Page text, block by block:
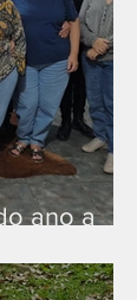
ano a